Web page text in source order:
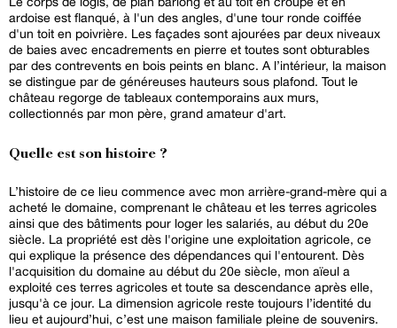
ardoise est flanqué, à l'un des angles, d'une tour ronde coiffée
d'un toit en poivrière. Les façades sont ajourées par deux niveaux
de baies avec encadrements en pierre et toutes sont obturables
par des contrevents en bois peints en blanc. A l’intérieur, la maison
se distingue par de généreuses hauteurs sous plafond. Tout le
château regorge de tableaux contemporains aux murs,
collectionnés par mon père, grand amateur d'art.
Quelle est son histoire ?
L’histoire de ce lieu commence avec mon arrière-grand-mère qui a
acheté le domaine, comprenant le château et les terres agricoles
ainsi que des bâtiments pour loger les salariés, au début du 20e
siècle. La propriété est dès l'origine une exploitation agricole, ce
qui explique la présence des dépendances qui l'entourent. Dès
l'acquisition du domaine au début du 20e siècle, mon aïeul a
exploité ces terres agricoles et toute sa descendance après elle,
jusqu'à ce jour. La dimension agricole reste toujours l’identité du
lieu et aujourd’hui, c’est une maison familiale pleine de souvenirs.